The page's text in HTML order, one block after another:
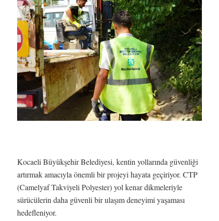
Kocaeli Büyükşehir Belediyesi, kentin yollarında güvenliği
artırmak amacıyla önemli bir projeyi hayata geçiriyor. CTP
(Camelyaf Takviyeli Polyester) yol kenar dikmeleriyle
sürücülerin daha güvenli bir ulaşım deneyimi yaşaması
hedefleniyor.